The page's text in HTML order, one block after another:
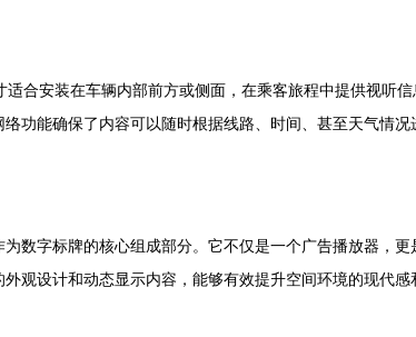
合安装在车辆内部前方或侧面，在乘客旅程中提供视听
功能确保了内容可以随时根据线路、时间、甚至天气情
数字标牌的核心组成部分。它不仅是一个广告播放器，更
观设计和动态显示内容，能够有效提升空间环境的现代